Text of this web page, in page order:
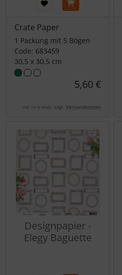
Crate Paper
1 Packung mit 5 Bögen
Code: 683459
30,5 x 30,5 cm
5,60 €
inkl. 19 % MwSt. zzgl. Versandkosten
Designpapier -
Elegy Baguette